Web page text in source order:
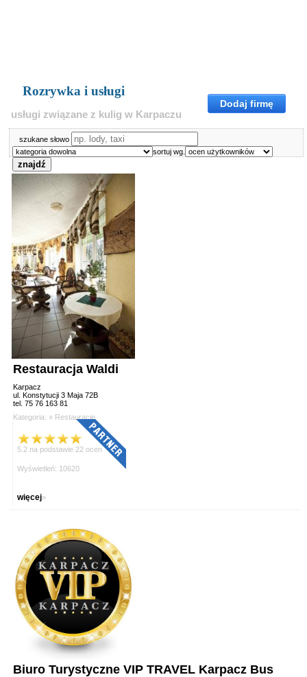
Rozrywka i usługi
usługi związane z kulig w Karpaczu
Dodaj firmę
szukane słowo
sortuj wg.
Restauracja Waldi
Karpacz
ul. Konstytucji 3 Maja 72B
tel. 75 76 163 81
Kategoria: » Restauracje
5.2 na podstawie 22 ocen
Wyświetleń: 10620
więcej»
Biuro Turystyczne VIP TRAVEL Karpacz Bus